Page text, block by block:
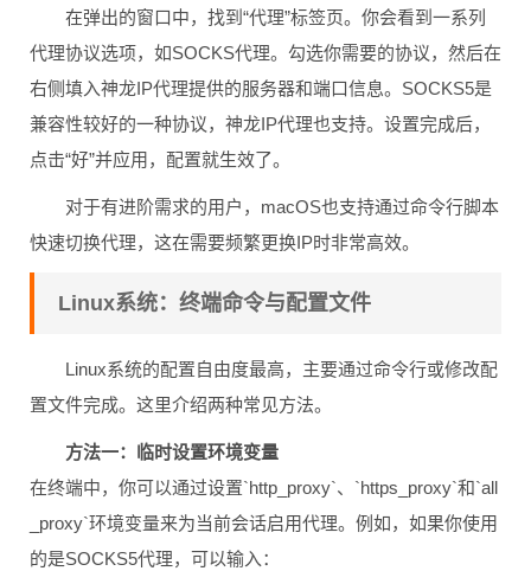
在弹出的窗口中，找到“代理”标签页。你会看到一系列
代理协议选项，如SOCKS代理。勾选你需要的协议，然后在
右侧填入神龙IP代理提供的服务器和端口信息。SOCKS5是
兼容性较好的一种协议，神龙IP代理也支持。设置完成后，
点击“好”并应用，配置就生效了。
对于有进阶需求的用户，macOS也支持通过命令行脚本
快速切换代理，这在需要频繁更换IP时非常高效。
Linux系统：终端命令与配置文件
Linux系统的配置自由度最高，主要通过命令行或修改配
置文件完成。这里介绍两种常见方法。
方法一：临时设置环境变量
在终端中，你可以通过设置`http_proxy`、`https_proxy`和`all
_proxy`环境变量来为当前会话启用代理。例如，如果你使用
的是SOCKS5代理，可以输入：